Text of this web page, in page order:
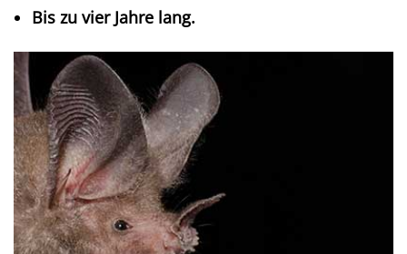
Bis zu vier Jahre lang.